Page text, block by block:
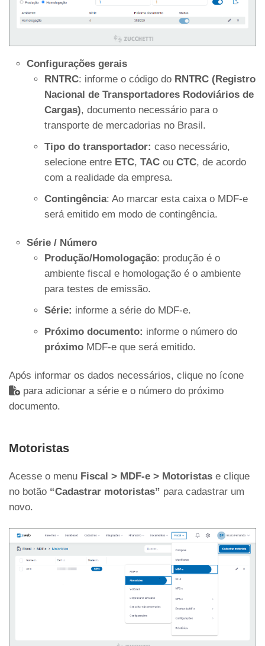
Configurações gerais
RNTRC: informe o código do RNTRC (Registro
Nacional de Transportadores Rodoviários de
Cargas), documento necessário para o
transporte de mercadorias no Brasil.
Tipo do transportador: caso necessário,
selecione entre ETC, TAC ou CTC, de acordo
com a realidade da empresa.
Contingência: Ao marcar esta caixa o MDF-e
será emitido em modo de contingência.
Série / Número
Produção/Homologação: produção é o
ambiente fiscal e homologação é o ambiente
para testes de emissão.
Série: informe a série do MDF-e.
Próximo documento: informe o número do
próximo MDF-e que será emitido.
Após informar os dados necessários, clique no ícone
para adicionar a série e o número do próximo
documento.
Motoristas
Acesse o menu Fiscal > MDF-e > Motoristas e clique
no botão “Cadastrar motoristas” para cadastrar um
novo.